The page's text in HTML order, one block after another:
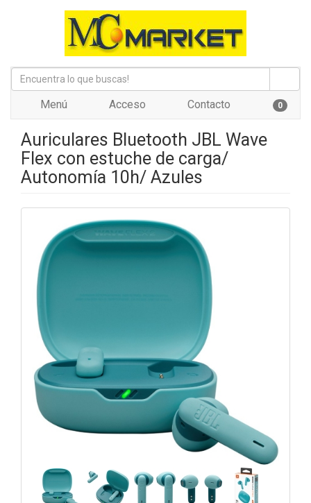
Menú Acceso Contacto 0
Auriculares Bluetooth JBL Wave
Flex con estuche de carga/
Autonomía 10h/ Azules